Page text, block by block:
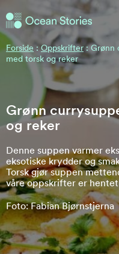
Ocean Stories
Ocean Stories
Forside :Oppskrifter:Grønn
med torsk og reker
Grønn
og reker
Denne suppen varmer
eksotiske krydder og
Torsk gjør suppen
våre oppskrifter er
Foto: Fabian Bjørnstjerna